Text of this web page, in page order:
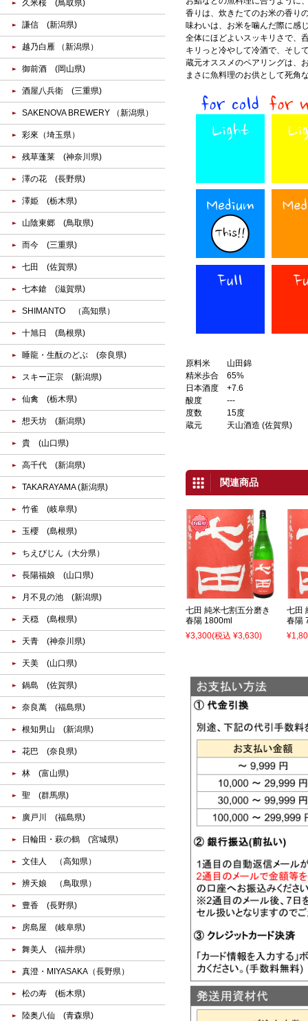
香りは、炊きたてのお米の香り
味わいは、お米を噛んだ際に感
全体にほどよいスッキリさで、
キリっと冷やして冷酒で、そし
蔵元オススメのペアリングは、
まさに魚料理のお供として死角
原料米
山田錦
精米歩合
65%
日本酒度
+7.6
酸度
---
度数
15度
蔵元
天山酒造 (佐賀県)
関連商品
七田 純米七割五分磨き
春陽 1800ml
¥3,300(税込 ¥3,630)
七田
春陽
久米桜 (鳥取県)
謙信 (新潟県)
越乃白雁 （新潟県）
御前酒 (岡山県)
酒屋八兵衛 (三重県)
SAKENOVA BREWERY （新潟県）
彩來（埼玉県）
残草蓬莱 (神奈川県)
澤の花 (長野県)
澤姫 (栃木県)
山陰東郷 (鳥取県)
而今 (三重県)
七田 (佐賀県)
七本鎗 (滋賀県)
SHIMANTO （高知県）
十旭日 (島根県)
睡龍・生酛のどぶ (奈良県)
スキー正宗 (新潟県)
仙禽 (栃木県)
想天坊 (新潟県)
貴 (山口県)
高千代 (新潟県)
TAKARAYAMA (新潟県)
竹雀 (岐阜県)
玉櫻 (島根県)
ちえびじん（大分県）
長陽福娘 (山口県)
月不見の池 (新潟県)
天穏 (島根県)
天青 (神奈川県)
天美 (山口県)
鍋島 (佐賀県)
奈良萬 (福島県)
根知男山 (新潟県)
花巴 (奈良県)
林 (富山県)
聖 (群馬県)
廣戸川 (福島県)
日輪田・萩の鶴 (宮城県)
文佳人 （高知県）
辨天娘 （鳥取県）
豊香 (長野県)
房島屋 (岐阜県)
舞美人 (福井県)
真澄・MIYASAKA（長野県）
松の寿 (栃木県)
陸奥八仙 (青森県)